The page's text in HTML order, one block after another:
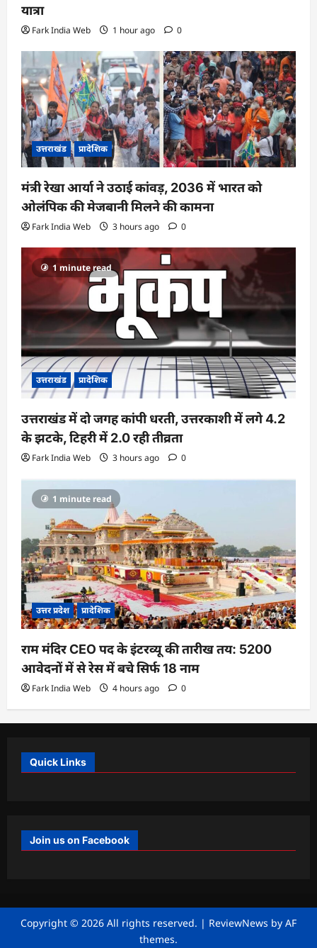
यात्रा
Fark India Web 1 hour ago 0
उत्तराखंड प्रादेशिक
मंत्री रेखा आर्या ने उठाई कांवड़, 2036 में भारत को
ओलंपिक की मेजबानी मिलने की कामना
Fark India Web 3 hours ago 0
1 minute read
उत्तराखंड प्रादेशिक
उत्तराखंड में दो जगह कांपी धरती, उत्तरकाशी में लगे 4.2
के झटके, टिहरी में 2.0 रही तीव्रता
Fark India Web 3 hours ago 0
1 minute read
उत्तर प्रदेश प्रादेशिक
राम मंदिर CEO पद के इंटरव्यू की तारीख तय: 5200
आवेदनों में से रेस में बचे सिर्फ 18 नाम
Fark India Web 4 hours ago 0
Quick Links
Join us on Facebook
Copyright © 2026 All rights reserved. | ReviewNews by AF
themes.